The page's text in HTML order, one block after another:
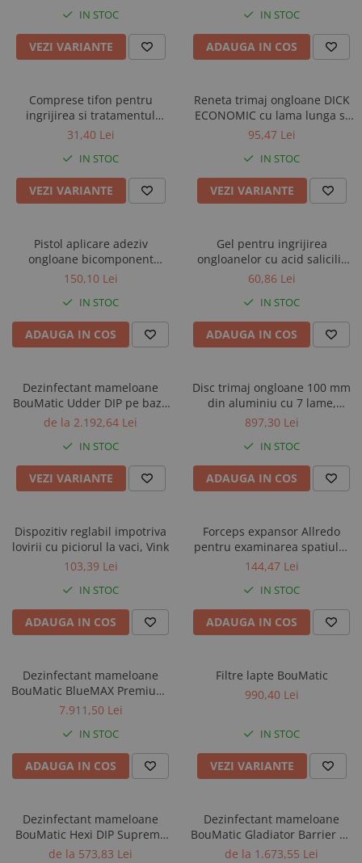
IN STOC
VEZI VARIANTE
IN STOC
ADAUGA IN COS
Comprese tifon pentru
ingrijirea si tratamentul
ongloanelor, Allredo REDO-
31,40 Lei
IN STOC
VEZI VARIANTE
Reneta trimaj ongloane DICK
ECONOMIC cu lama lunga si
ingusta
95,47 Lei
IN STOC
VEZI VARIANTE
Pistol aplicare adeziv
ongloane bicomponent
HoofTite pentru cartusele de
150,10 Lei
IN STOC
ADAUGA IN COS
Gel pentru ingrijirea
ongloanelor cu acid salicilic
38%, CowDream, flacon 500
60,86 Lei
IN STOC
ADAUGA IN COS
Dezinfectant mameloane
BouMatic Udder DIP pe baza
de iod
de la 2.192,64 Lei
IN STOC
VEZI VARIANTE
Disc trimaj ongloane 100 mm
din aluminiu cu 7 lame,
inchis, Demotec DL-Soft
897,30 Lei
IN STOC
ADAUGA IN COS
Dispozitiv reglabil impotriva
lovirii cu piciorul la vaci, Vink
103,39 Lei
IN STOC
ADAUGA IN COS
Forceps expansor Allredo
pentru examinarea spatiului
dintre ongloane, cu discuri in
144,47 Lei
IN STOC
ADAUGA IN COS
Dezinfectant mameloane
BouMatic BlueMAX Premium,
butoi 220 kg
7.911,50 Lei
IN STOC
ADAUGA IN COS
Filtre lapte BouMatic
990,40 Lei
IN STOC
VEZI VARIANTE
Dezinfectant mameloane
BouMatic Hexi DIP Supreme
pe baza de clor
de la 573,83 Lei
Dezinfectant mameloane
BouMatic Gladiator Barrier pe
baza de clor
de la 1.673,55 Lei